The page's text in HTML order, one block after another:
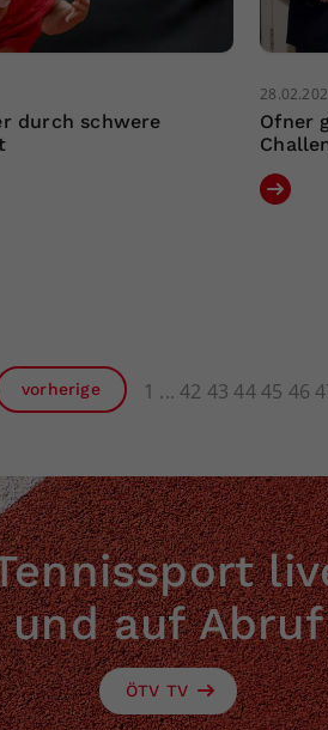
durch schwere
Ofner
vorherige 1 42 43 4445 46
und auf Abruf
ÖTV TV